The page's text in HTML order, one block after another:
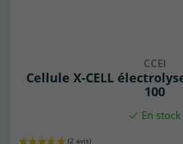
CCEI
Cellule X-CELL
100
En stock